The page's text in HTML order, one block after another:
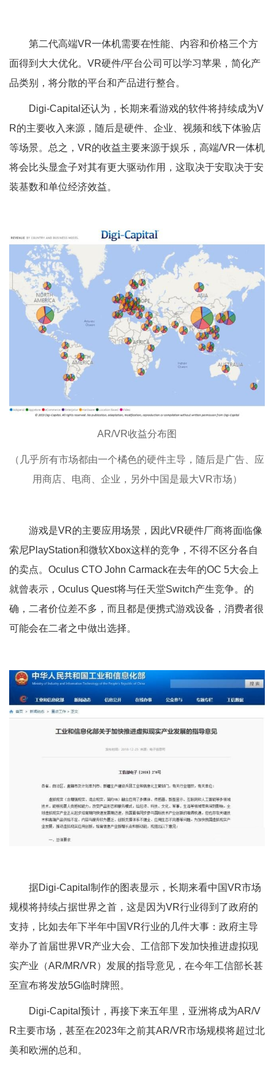
第二代高端VR一体机需要在性能、内容和价格三个方
面得到大大优化。VR硬件/平台公司可以学习苹果，简化产
品类别，将分散的平台和产品进行整合。
Digi-Capital还认为，长期来看游戏的软件将持续成为V
R的主要收入来源，随后是硬件、企业、视频和线下体验店
等场景。总之，VR的收益主要来源于娱乐，高端/VR一体机
将会比头显盒子对其有更大驱动作用，这取决于安取决于安
装基数和单位经济效益。
AR/VR收益分布图
（几乎所有市场都由一个橘色的硬件主导，随后是广告、应
用商店、电商、企业，另外中国是最大VR市场）
游戏是VR的主要应用场景，因此VR硬件厂商将面临像
索尼PlayStation和微软Xbox这样的竞争，不得不区分各自
的卖点。Oculus CTO John Carmack在去年的OC 5大会上
就曾表示，Oculus Quest将与任天堂Switch产生竞争。的
确，二者价位差不多，而且都是便携式游戏设备，消费者很
可能会在二者之中做出选择。
据Digi-Capital制作的图表显示，长期来看中国VR市场
规模将持续占据世界之首，这是因为VR行业得到了政府的
支持，比如去年下半年中国VR行业的几件大事：政府主导
举办了首届世界VR产业大会、工信部下发加快推进虚拟现
实产业（AR/MR/VR）发展的指导意见，在今年工信部长甚
至宣布将发放5G临时牌照。
Digi-Capital预计，再接下来五年里，亚洲将成为AR/V
R主要市场，甚至在2023年之前其AR/VR市场规模将超过北
美和欧洲的总和。